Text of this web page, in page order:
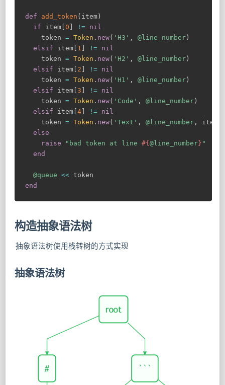
def add_token ( item )
if item [0 != nil
    token
= Token . new( 'H3' , @line_number )
elsif item 1 != nil
    token
= Token . new( 'H2' , @line_number )
elsif item 2 != nil
    token
= Token . new( 'H1' , @line_number )
elsif item 3 != nil
    token
= Token . new( 'Code' , @line_number )
elsif item [4 != nil
    token
= Token . new( 'Text' , @line_number , item
else
raise
"bad token at line #{@line_number } "
end
@queue <<
end
构造抽象语法树
抽象语法树使用栈转树的方式实现
抽象语法树